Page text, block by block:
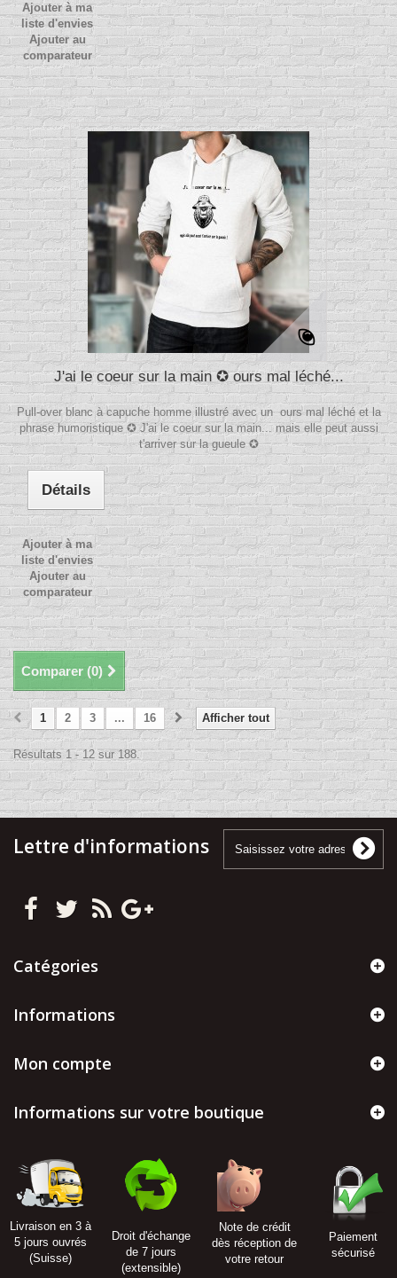
Ajouter à ma
liste d'envies
Ajouter au
comparateur
J'ai le coeur sur la main ✪ ours mal léché...
Pull-over blanc à capuche homme illustré avec un ours mal léché et la
phrase humoristique ✪ J'ai le coeur sur la main... mais elle peut aussi
t'arriver sur la gueule ✪
Détails
Ajouter à ma
liste d'envies
Ajouter au
comparateur
Comparer (0)
Afficher tout
1 2 3 ... 16
Résultats 1 - 12 sur 188.
Lettre d'informations
Catégories
Informations
Mon compte
Informations sur votre boutique
Livraison en 3 à
5 jours ouvrés
(Suisse)
Droit d'échange
de 7 jours
(extensible)
Note de crédit
dès réception de
votre retour
Paiement
sécurisé